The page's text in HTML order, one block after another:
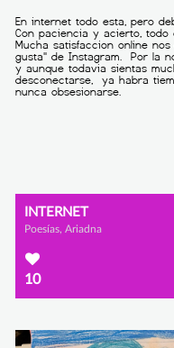
INTERNET
Poesías, Ariadna
10